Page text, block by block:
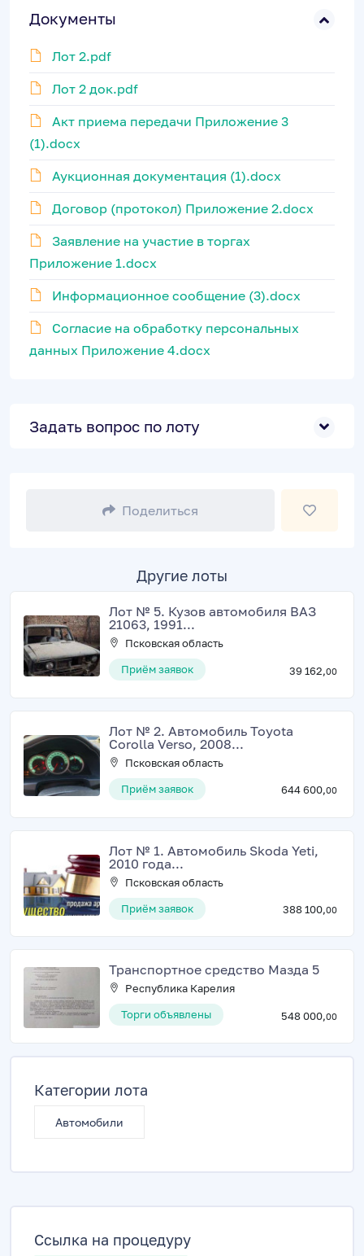
Документы
Лот 2.pdf
Лот 2 док.pdf
Акт приема передачи Приложение 3
(1).docx
Аукционная документация (1).docx
Договор (протокол) Приложение 2.docx
Заявление на участие в торгах
Приложение 1.docx
Информационное сообщение (3).docx
Согласие на обработку персональных
данных Приложение 4.docx
Задать вопрос по лоту
Поделиться
Другие лоты
Лот № 5. Кузов автомобиля ВАЗ
21063, 1991...
Псковская область
Приём заявок
39 162,00
Лот № 2. Автомобиль Toyota
Corolla Verso, 2008...
Псковская область
Приём заявок
644 600,00
Лот № 1. Автомобиль Skoda Yeti,
2010 года...
Псковская область
Приём заявок
388 100,00
Транспортное средство Мазда 5
Республика Карелия
Торги объявлены
548 000,00
Категории лота
Автомобили
Ссылка на процедуру